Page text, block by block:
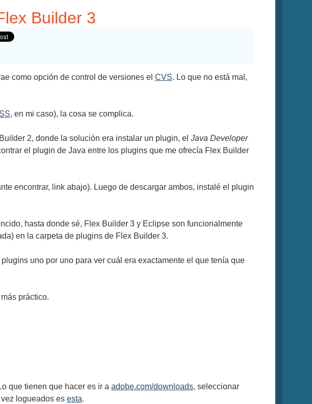
Builder 3
como opción de control de versiones el CVS. Lo que no está mal,
, en mi caso), la cosa se complica.
2, donde la solución era instalar un plugin, el Java Developer
el plugin de Java entre los plugins que me ofrecía Flex Builder
encontrar, link abajo). Luego de descargar ambos, instalé el plugin
hasta donde sé, Flex Builder 3 y Eclipse son funcionalmente
en la carpeta de plugins de Flex Builder 3.
uno por uno para ver cuál era exactamente el que tenía que
práctico.
que tienen que hacer es ir a adobe.com/downloads, seleccionar
logueados es esta.